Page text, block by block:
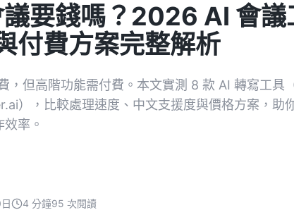
要錢嗎？2026 AI 會議
付費方案完整解析
，但高階功能需付費。本文實測 8 款 AI 轉寫工具
），比較處理速度、中文支援度與價格方案，助
率。
4 分鐘95 次閱讀